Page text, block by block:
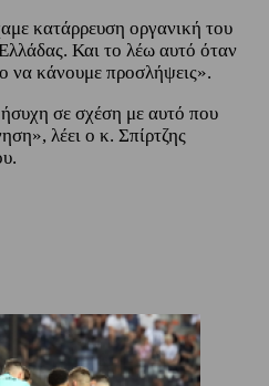
κατάρρευση οργανική του
Και το λέω αυτό όταν
να κάνουμε προσλήψεις».
σε σχέση με αυτό που
λέει ο κ. Σπίρτζης